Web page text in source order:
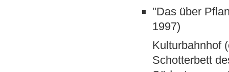
"Das über
1997)
Kulturbahnhof
Schotterbett